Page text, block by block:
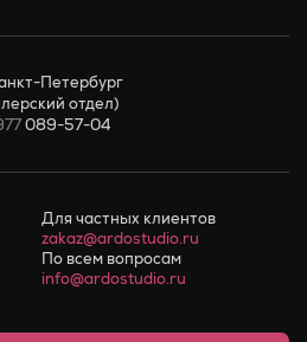
Петербург
отдел)
089-57-04
Для частных клиентов
zakaz@ardostudio.ru
По всем вопросам
info@ardostudio.ru